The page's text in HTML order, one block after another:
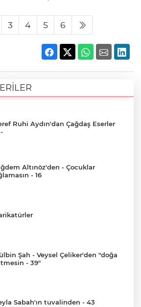
3 4 5 6
Ruhi Aydın'dan Çağdaş Eserler
Altınöz'den - Çocuklar
- 16
Şah - Veysel Çeliker'den "doğa
- 39"
Sabah'ın tuvalinden - 43